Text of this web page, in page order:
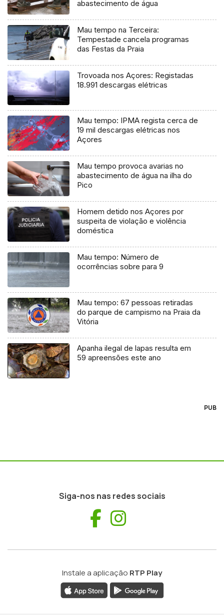
abastecimento de água
Mau tempo na Terceira:
Tempestade cancela programas
das Festas da Praia
Trovoada nos Açores: Registadas
18.991 descargas elétricas
Mau tempo: IPMA regista cerca de
19 mil descargas elétricas nos
Açores
Mau tempo provoca avarias no
abastecimento de água na ilha do
Pico
Homem detido nos Açores por
suspeita de violação e violência
doméstica
Mau tempo: Número de
ocorrências sobre para 9
Mau tempo: 67 pessoas retiradas
do parque de campismo na Praia da
Vitória
Apanha ilegal de lapas resulta em
59 apreensões este ano
PUB
Siga-nos nas redes sociais
Facebook
Instale a aplicação RTP Play